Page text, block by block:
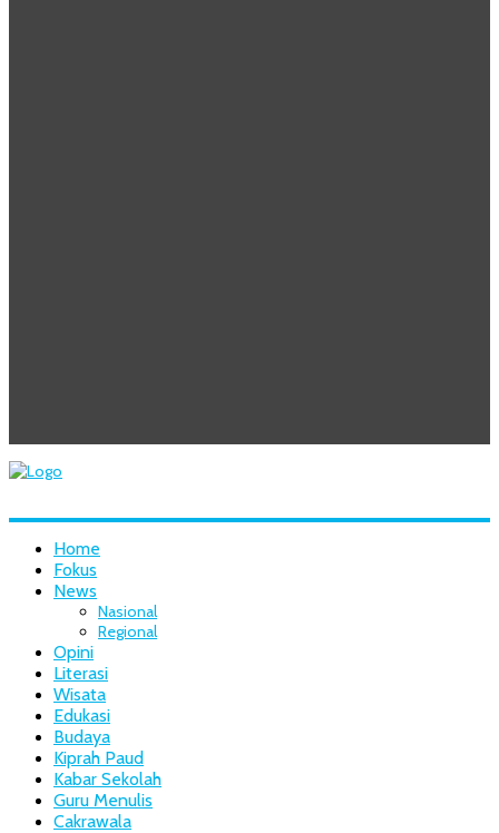
Home
Fokus
News
Nasional
Regional
Opini
Literasi
Wisata
Edukasi
Budaya
Kiprah Paud
Kabar Sekolah
Guru Menulis
Cakrawala